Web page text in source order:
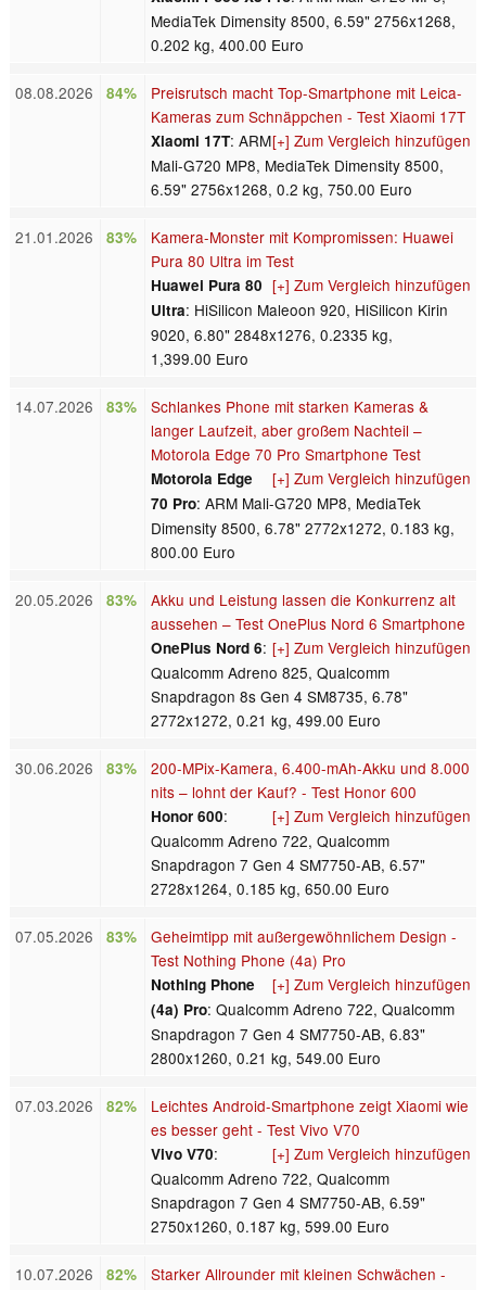
MediaTek Dimensity 8500, 6.59" 2756x1268,
0.202 kg, 400.00 Euro
08.08.2026 84%
Preisrutsch macht Top-Smartphone mit Leica-
Kameras zum Schnäppchen - Test Xiaomi 17T
[+] Zum Vergleich hinzufügen
Xiaomi 17T: ARM
Mali-G720 MP8, MediaTek Dimensity 8500,
6.59" 2756x1268, 0.2 kg, 750.00 Euro
21.01.2026 83%
Kamera-Monster mit Kompromissen: Huawei
Pura 80 Ultra im Test
[+] Zum Vergleich hinzufügen
Huawei Pura 80
Ultra: HiSilicon Maleoon 920, HiSilicon Kirin
9020, 6.80" 2848x1276, 0.2335 kg,
1,399.00 Euro
14.07.2026 83%
Schlankes Phone mit starken Kameras &
langer Laufzeit, aber großem Nachteil –
Motorola Edge 70 Pro Smartphone Test
[+] Zum Vergleich hinzufügen
Motorola Edge
70 Pro: ARM Mali-G720 MP8, MediaTek
Dimensity 8500, 6.78" 2772x1272, 0.183 kg,
800.00 Euro
20.05.2026 83%
Akku und Leistung lassen die Konkurrenz alt
aussehen – Test OnePlus Nord 6 Smartphone
[+] Zum Vergleich hinzufügen
OnePlus Nord 6:
Qualcomm Adreno 825, Qualcomm
Snapdragon 8s Gen 4 SM8735, 6.78"
2772x1272, 0.21 kg, 499.00 Euro
30.06.2026 83%
200-MPix-Kamera, 6.400-mAh-Akku und 8.000
nits – lohnt der Kauf? - Test Honor 600
[+] Zum Vergleich hinzufügen
Honor 600:
Qualcomm Adreno 722, Qualcomm
Snapdragon 7 Gen 4 SM7750-AB, 6.57"
2728x1264, 0.185 kg, 650.00 Euro
07.05.2026 83%
Geheimtipp mit außergewöhnlichem Design -
Test Nothing Phone (4a) Pro
[+] Zum Vergleich hinzufügen
Nothing Phone
(4a) Pro: Qualcomm Adreno 722, Qualcomm
Snapdragon 7 Gen 4 SM7750-AB, 6.83"
2800x1260, 0.21 kg, 549.00 Euro
07.03.2026 82%
Leichtes Android-Smartphone zeigt Xiaomi wie
es besser geht - Test Vivo V70
[+] Zum Vergleich hinzufügen
Vivo V70:
Qualcomm Adreno 722, Qualcomm
Snapdragon 7 Gen 4 SM7750-AB, 6.59"
2750x1260, 0.187 kg, 599.00 Euro
10.07.2026 82%
Starker Allrounder mit kleinen Schwächen -